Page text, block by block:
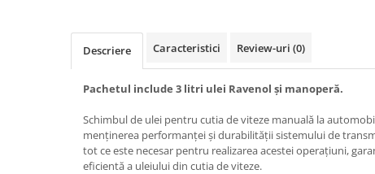
Descriere Caracteristici Review-uri (0)
Pachetul include 3 litri ulei Ravenol și manoperă.
Schimbul de ulei pentru cutia de viteze manuală la
menținerea performanței și durabilității sistemului de
tot ce este necesar pentru realizarea acestei operațiuni,
eficientă a uleiului din cutia de viteze.